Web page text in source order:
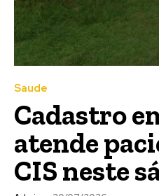
Saude
Cadastro
atende
CIS neste